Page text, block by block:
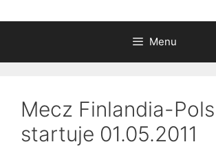
Menu
Mecz Finlandia-
startuje 01.05.2011